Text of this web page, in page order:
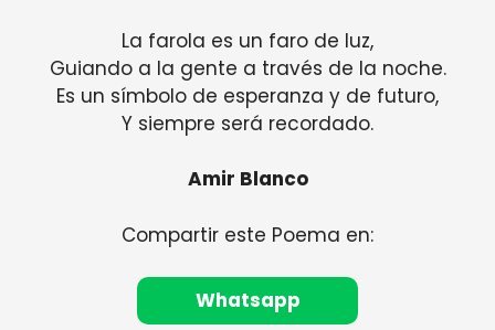
La farola es un faro de luz,
Guiando a la gente a través de la noche.
Es un símbolo de esperanza y de futuro,
Y siempre será recordado.
Amir Blanco
Compartir este Poema en:
Whatsapp